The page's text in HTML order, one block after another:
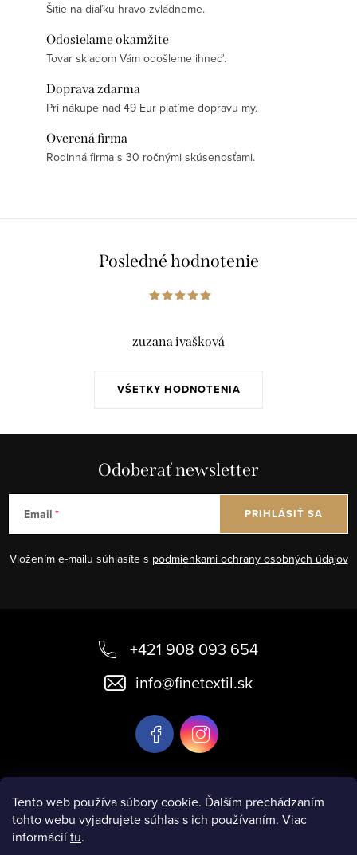
Tento web používa súbory cookie. Ďalším prechádzaním
tohto webu vyjadrujete súhlas s ich používaním. Viac
informáciítu.
Šitie na diaľku hravo zvládneme.
Odosielame okamžite
Tovar skladom Vám odošleme ihneď.
Doprava zdarma
Pri nákupe nad 49 Eur platíme dopravu my.
Overená firma
Rodinná firma s 30 ročnými skúsenosťami.
Posledné hodnotenie
VŠETKY HODNOTENIA
zuzana ivašková
Odoberať newsletter
Email
Vložením e-mailu súhlasíte s podmienkami ochrany osobných údajov
PRIHLÁSIŤ SA
e
+421 908 093 654
info@finetextil.sk
Informácie pre vás